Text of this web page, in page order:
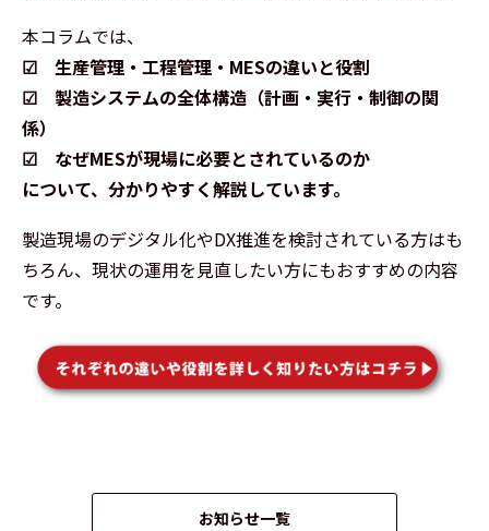
本コラムでは、
☑ 生産管理・工程管理・MESの違いと役割
☑ 製造システムの全体構造（計画・実行・制御の関
係）
☑ なぜMESが現場に必要とされているのか
について、分かりやすく解説しています。
製造現場のデジタル化やDX推進を検討されている方はも
ちろん、現状の運用を見直したい方にもおすすめの内容
です。
お知らせ一覧